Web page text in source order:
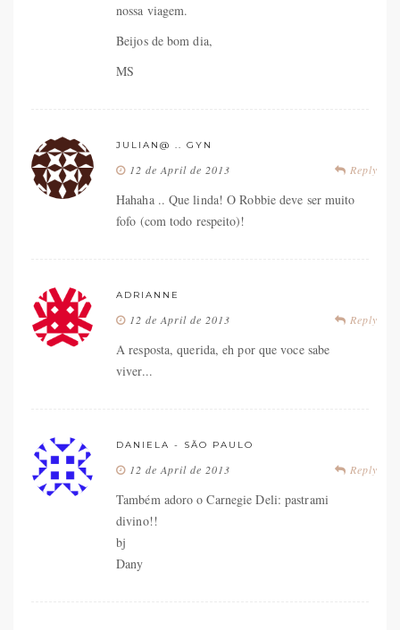
nossa viagem.
Beijos de bom dia,
MS
JULIAN@ .. GYN
Reply
12 de April de 2013
Hahaha .. Que linda! O Robbie deve ser muito
fofo (com todo respeito)!
ADRIANNE
Reply
12 de April de 2013
A resposta, querida, eh por que voce sabe
viver...
DANIELA - SÃO PAULO
Reply
12 de April de 2013
Também adoro o Carnegie Deli: pastrami
divino!!
bj
Dany